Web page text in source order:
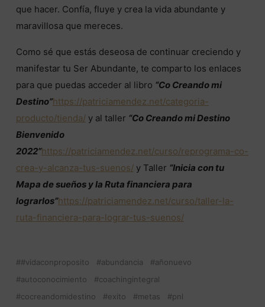
que hacer. Confía, fluye y crea la vida abundante y
maravillosa que mereces.
Como sé que estás deseosa de continuar creciendo y
manifestar tu Ser Abundante, te comparto los enlaces
para que puedas acceder al libro “Co Creando mi
Destino”https://patriciamendez.net/categoria-
producto/tienda/y al taller “Co Creando mi Destino
Bienvenido
2022”https://patriciamendez.net/curso/reprograma-co-
crea-y-alcanza-tus-suenos/y Taller “Inicia con tu
Mapa de sueños y la Ruta financiera para
lograrlos”https://patriciamendez.net/curso/taller-la-
ruta-financiera-para-lograr-tus-suenos/
#vidaconproposito abundancia
añonuevo
autoconocimiento
coachingintegral
cocreandomidestino
exito metas
pnl